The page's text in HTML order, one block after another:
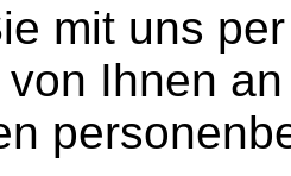
mit uns
Ihnen